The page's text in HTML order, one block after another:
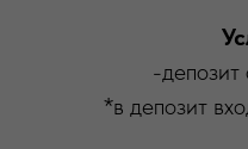
-
*в депозит